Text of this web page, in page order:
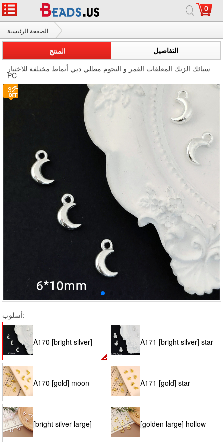
0
الصفحة الرئيسية
سبائك الزنك المعلقاتالمنتج
التفاصيل
سبائك الزنك المعلقات القمر و النجوم مطلي ديي أنماط مختلفة للاختيار
PC
32
أسلوب:
A170 [bright silver]
moon 6*10mm
A171 [bright silver] star
6.3*8.5mm
A170 [gold] moon
6*10mm
A171 [gold] star
6.3*8.5mm
[bright silver large] [golden large] hollow